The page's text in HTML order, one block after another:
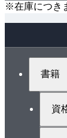
※在庫につき
書籍
資